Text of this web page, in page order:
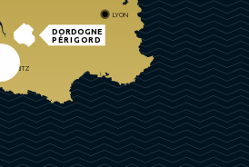
DORDOGNE
PÉRIGORD
LYON
BIARRITZ